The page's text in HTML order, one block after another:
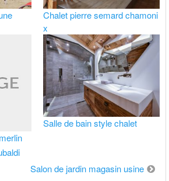
Chalet pierre semard chamoni
x
Salle de bain style chalet
Salon de jardin magasin usine